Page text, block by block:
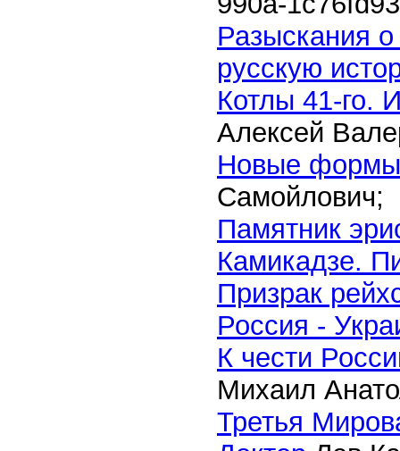
Разыскания
русскую
Котлы 41-го.
Алексей
Новые
Самойлович;
Памятник
Камикадзе.
Призрак
Россия -
К чести
Михаил
Третья